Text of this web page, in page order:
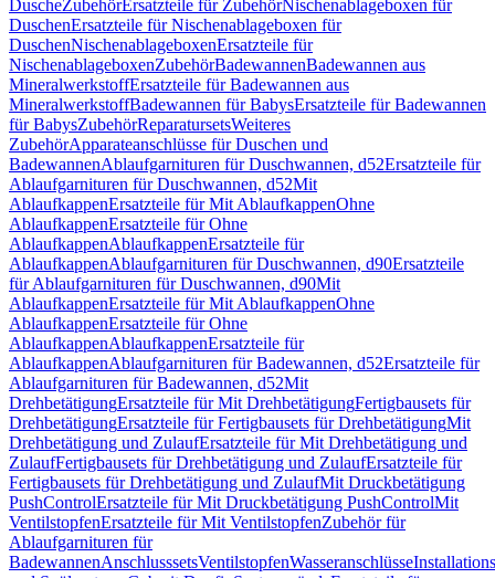
DuscheZubehörErsatzteile für ZubehörNischenablageboxen für
DuschenErsatzteile für Nischenablageboxen für
DuschenNischenablageboxenErsatzteile für
NischenablageboxenZubehörBadewannenBadewannen aus
MineralwerkstoffErsatzteile für Badewannen aus
MineralwerkstoffBadewannen für BabysErsatzteile für Badewannen
für BabysZubehörReparatursetsWeiteres
ZubehörApparateanschlüsse für Duschen und
BadewannenAblaufgarnituren für Duschwannen, d52Ersatzteile für
Ablaufgarnituren für Duschwannen, d52Mit
AblaufkappenErsatzteile für Mit AblaufkappenOhne
AblaufkappenErsatzteile für Ohne
AblaufkappenAblaufkappenErsatzteile für
AblaufkappenAblaufgarnituren für Duschwannen, d90Ersatzteile
für Ablaufgarnituren für Duschwannen, d90Mit
AblaufkappenErsatzteile für Mit AblaufkappenOhne
AblaufkappenErsatzteile für Ohne
AblaufkappenAblaufkappenErsatzteile für
AblaufkappenAblaufgarnituren für Badewannen, d52Ersatzteile für
Ablaufgarnituren für Badewannen, d52Mit
DrehbetätigungErsatzteile für Mit DrehbetätigungFertigbausets für
DrehbetätigungErsatzteile für Fertigbausets für DrehbetätigungMit
Drehbetätigung und ZulaufErsatzteile für Mit Drehbetätigung und
ZulaufFertigbausets für Drehbetätigung und ZulaufErsatzteile für
Fertigbausets für Drehbetätigung und ZulaufMit Druckbetätigung
PushControlErsatzteile für Mit Druckbetätigung PushControlMit
VentilstopfenErsatzteile für Mit VentilstopfenZubehör für
Ablaufgarnituren für
BadewannenAnschlusssetsVentilstopfenWasseranschlüsse